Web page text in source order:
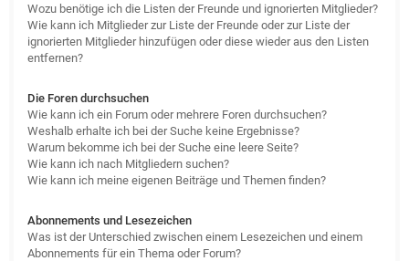
Wozu benötige ich die Listen der Freunde und ignorierten Mitglieder?
Wie kann ich Mitglieder zur Liste der Freunde oder zur Liste der
ignorierten Mitglieder hinzufügen oder diese wieder aus den Listen
entfernen?
Die Foren durchsuchen
Wie kann ich ein Forum oder mehrere Foren durchsuchen?
Weshalb erhalte ich bei der Suche keine Ergebnisse?
Warum bekomme ich bei der Suche eine leere Seite?
Wie kann ich nach Mitgliedern suchen?
Wie kann ich meine eigenen Beiträge und Themen finden?
Abonnements und Lesezeichen
Was ist der Unterschied zwischen einem Lesezeichen und einem
Abonnements für ein Thema oder Forum?